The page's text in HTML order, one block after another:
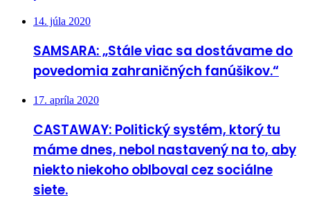
14. júla 2020
SAMSARA: „Stále viac sa dostávame do
povedomia zahraničných fanúšikov.“
17. apríla 2020
CASTAWAY: Politický systém, ktorý tu
máme dnes, nebol nastavený na to, aby
niekto niekoho oblboval cez sociálne
siete.